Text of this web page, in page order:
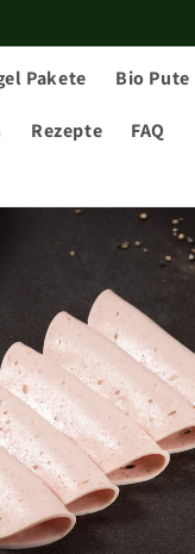
Pakete Bio Pute
Rezepte FAQ